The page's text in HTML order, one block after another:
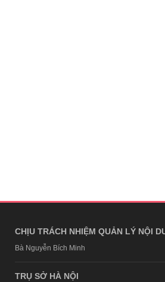
CHỊU TRÁCH NHIỆM QUẢN LÝ NỘI
Bà Nguyễn Bích Minh
TRỤ SỞ HÀ NỘI